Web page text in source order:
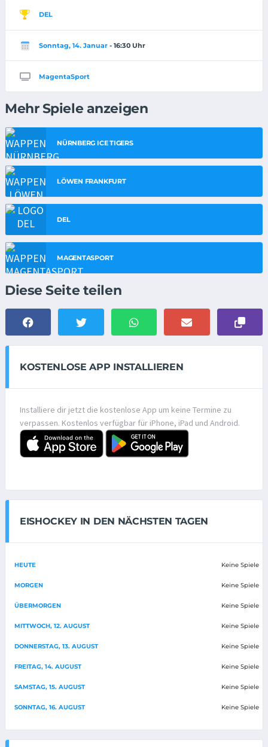
DEL
Sonntag, 14. Januar - 16:30 Uhr
MagentaSport
Mehr Spiele anzeigen
NÜRNBERG ICE TIGERS
LÖWEN FRANKFURT
DEL
MAGENTASPORT
Diese Seite teilen
KOSTENLOSE APP INSTALLIEREN
Installiere dir jetzt die kostenlose App um keine Termine zu
verpassen. Kostenlos verfügbar für iPhone, iPad und Android.
EISHOCKEY IN DEN NÄCHSTEN TAGEN
HEUTE Keine Spiele
MORGEN Keine Spiele
ÜBERMORGEN Keine Spiele
MITTWOCH, 12. AUGUST Keine Spiele
DONNERSTAG, 13. AUGUST Keine Spiele
FREITAG, 14. AUGUST Keine Spiele
SAMSTAG, 15. AUGUST Keine Spiele
SONNTAG, 16. AUGUST Keine Spiele